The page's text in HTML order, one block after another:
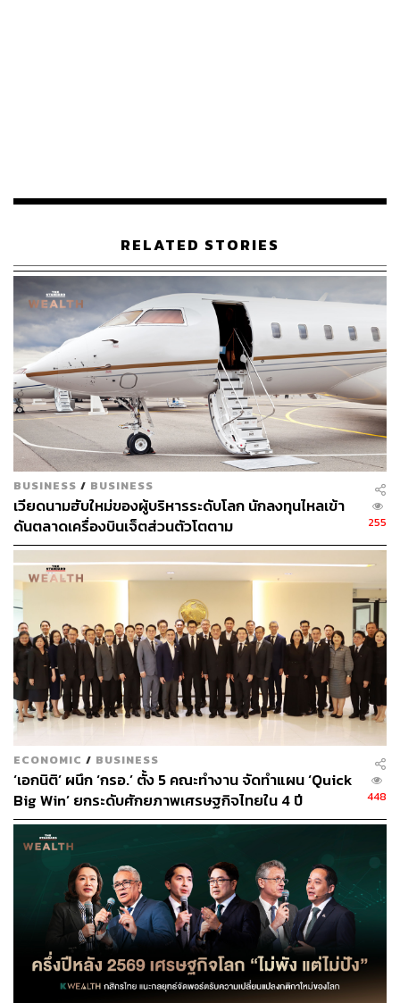
ด้วยยอด Backlog ที่แข็งแกร่ง ซึ่งเริ่มบันทึกรายได้ตั้งแต่
สุทธิโดดเด่นที่ 812 ล้านบาท (เพิ่มขึ้น 105.2%YoY และ
251.4%QoQ) จากการโอนที่ดินรวมที่สูงถึง 452 ไร่ (เพิ่มขึ้น
66%YoY และ 177%QoQ) และคาดว่าจะเติบโตต่อเนื่องทั้ง
YoY และ QoQ ใน 4Q67
โดยคงประมาณการของปี 2567 ที่คาดการณ์รายได้ที่
13,079 ล้านบาท (เพิ่มขึ้น 37%) และกำไรสุทธิ 2,399 ล้าน
บาท (เพิ่มขึ้น 27.3%YoY) และปรับประมาณการรายได้ของปี
2568 เพิ่มขึ้น 5.5% เท่ากับ 15,538 ล้านบาท (เพิ่มขึ้น
19%YoY) สะท้อน Backlog ที่รอบันทึกรายได้สูงขึ้น และคาด
การณ์กำไรสุทธิที่ 2,820 ล้านบาท (เพิ่มขึ้น 17.6%YoY)
InnovestX Research ให้ราคาเป้าหมายปี 2568 ฐาน PER ที่
4 เท่า ซึ่งเท่ากับ P/E เฉลี่ยในรอบ 5 ปีของ AMATA ได้ราคา
เป้าหมาย 32.30 บาทต่อหุ้น เพิ่มขึ้นจากเดิมที่ 30.0 บาทต่อหุ้น
คงคำแนะนำ ‘ซื้อ’
ปัจจัยเสี่ยงสำคัญที่ต้องติดตามคือ ทิศทางเศรษฐกิจโลกที่ยังมี
ประเด็นกดดัน ต้นทุนพลังงานที่ผันผวน และติดตามโอกาส
และความเสี่ยงของการย้ายฐานการผลิตของบาง
อุตสาหกรรม การเพิ่มขึ้นของค่าแรงขั้นต่ำและราคาที่ดินที่
เพิ่มขึ้น
ส่วนความเสี่ยงด้าน ESG: AMATA จัดอยู่ในระดับ AAA ของ
SET ESG Ratings ในปี 2566 โดย AMATA เน้นด้านสิ่ง
แวดล้อมและการลดคาร์บอน รวมถึงการรียูสพลังงานในพื้นที่
ทุกนิคมของ AMATA ซึ่งประเด็นสำคัญที่ต้องติดตาม
อ่านบทวิเคราะห์ InnovestX Research: AMATA -ยอดขาย
ที่ดิน 9M67 เกินเป้า และปีนี้มีโอกาสทำ New High ได้ที่:
s://www.innovestx.co.th/cafeinvest/research/company-anal
ysis/high-conviction/highconviction-amata-20241025
สามารถติดตาม THE STANDARD WEALTH
ผ่านแอปพลิเคชันต่างๆ ที่คุณสะดวกหรือใช้งานอยู่แล้วได้เลย
RELATED STORIES
BUSINESS / BUSINESS
เวียดนามฮับใหม่ของผู้บริหารระดับโลก นักลงทุนไหลเข้า
ดันตลาดเครื่องบินเจ็ตส่วนตัวโตตาม
255
ECONOMIC / BUSINESS
‘เอกนิติ’ ผนึก ‘กรอ.’ ตั้ง 5 คณะทำงาน จัดทำแผน ‘Quick
Big Win’ ยกระดับศักยภาพเศรษฐกิจไทยใน 4 ปี
448